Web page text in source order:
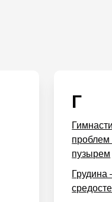
Г
пузырем
Грудина